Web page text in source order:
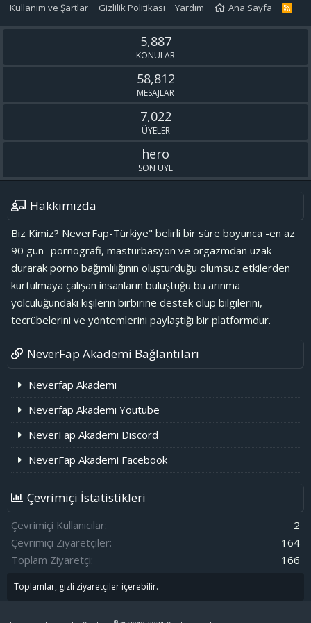
imkanlarımızla yenmek. Yani imkan yaratmak. Evet biz belki bu illeti
Kullanım ve Şartlar
Gizlilik Politikası Yardım Ana Sayfa
R
S
5,887
KONULAR
58,812
MESAJLAR
7,022
ÜYELER
hero
SON ÜYE
Hakkımızda
Biz Kimiz? NeverFap-Türkiye" belirli bir süre boyunca -en az
90 gün- pornografi, mastürbasyon ve orgazmdan uzak
durarak porno bağımlılığının oluşturduğu olumsuz etkilerden
kurtulmaya çalışan insanların buluştuğu bu arınma
yolculuğundaki kişilerin birbirine destek olup bilgilerini,
tecrübelerini ve yöntemlerini paylaştığı bir platformdur.
NeverFap Akademi Bağlantıları
Neverfap Akademi
Neverfap Akademi Youtube
NeverFap Akademi Discord
NeverFap Akademi Facebook
Çevrimiçi İstatistikleri
Çevrimiçi Kullanıcılar
2
Çevrimiçi Ziyaretçiler
164
Toplam Ziyaretçi
166
Toplamlar, gizli ziyaretçiler içerebilir.